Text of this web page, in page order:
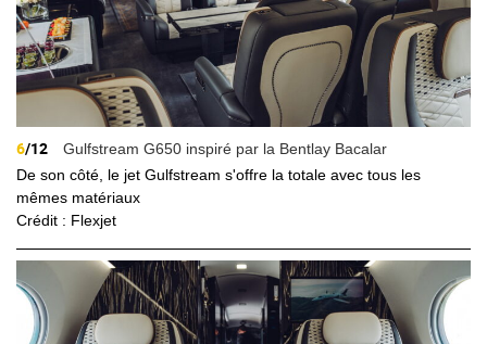
6/12
Gulfstream G650 inspiré par la Bentlay Bacalar
De son côté, le jet Gulfstream s'offre la totale avec tous les
mêmes matériaux
Crédit : Flexjet